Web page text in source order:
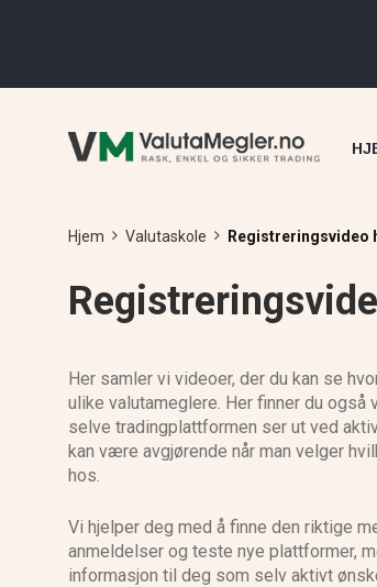
Hjem Valutaskole Registreringsvideo
Her samler vi videoer, der du kan se
ulike valutameglere. Her finner du også
selve tradingplattformen ser ut ved
kan være avgjørende når man velger
hos.
Vi hjelper deg med å finne den riktige
anmeldelser og teste nye plattformer,
informasjon til deg som selv aktivt